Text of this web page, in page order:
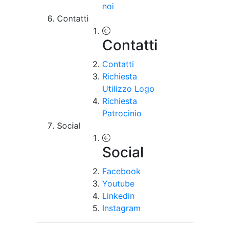
noi
Contatti
Contatti
Contatti
Richiesta
Utilizzo Logo
Richiesta
Patrocinio
Social
Social
Facebook
Youtube
Linkedin
Instagram